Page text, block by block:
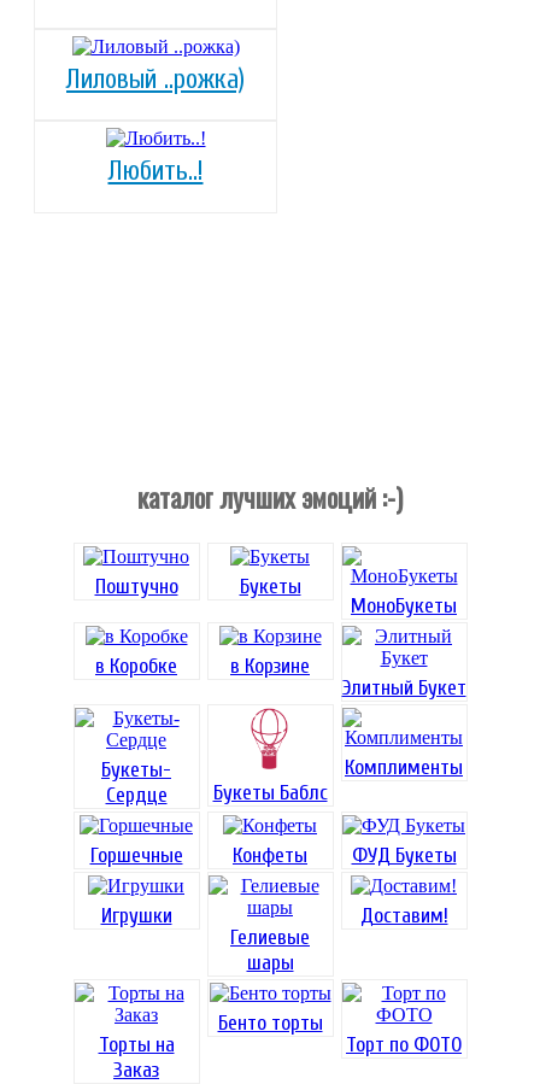
Лиловый ..рожка)
Любить..!
каталог лучших эмоций :-)
Поштучно Букеты
МоноБукеты
в Коробке
в Корзине
Элитный Букет
Букеты-
Сердце
Букеты Баблс
Комплименты
Горшечные Конфеты ФУД Букеты
Игрушки
Гелиевые
шары
Доставим!
Торты на
Заказ
Бенто торты
Торт по ФОТО